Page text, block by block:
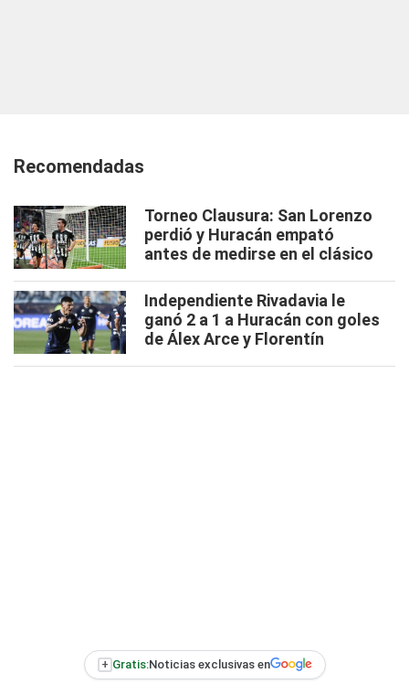
Recomendadas
Torneo Clausura: San Lorenzo
perdió y Huracán empató
antes de medirse en el clásico
Independiente Rivadavia le
ganó 2 a 1 a Huracán con goles
de Álex Arce y Florentín
+ Gratis:Noticias exclusivas en